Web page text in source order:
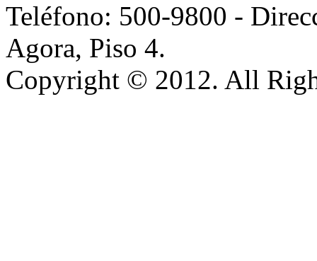
Teléfono: 500-9800 -
Agora, Piso 4.
Copyright © 2012. All